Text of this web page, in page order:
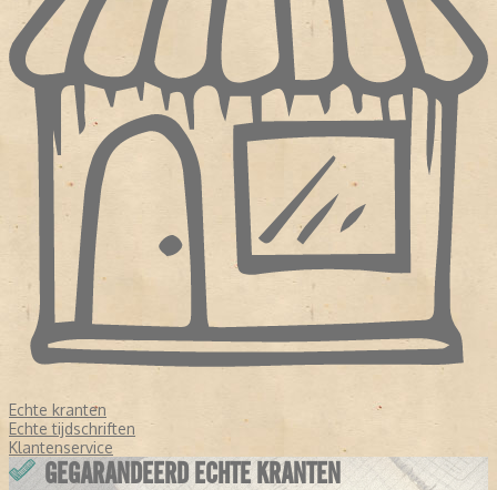
Echte kranten
Echte tijdschriften
Klantenservice
GEGARANDEERD ECHTE KRANTEN